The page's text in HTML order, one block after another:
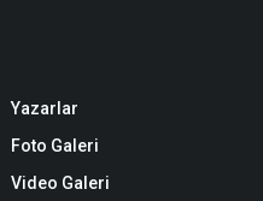
Yazarlar
Foto Galeri
Video Galeri